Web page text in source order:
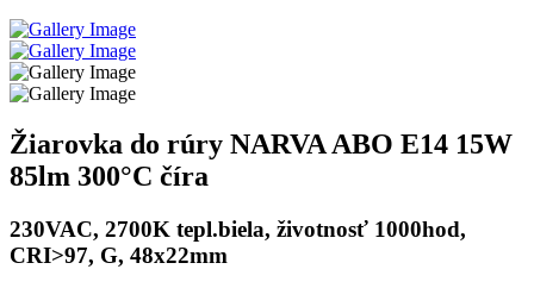
Žiarovka do rúry NARVA ABO E14 15W
85lm 300°C číra
230VAC, 2700K tepl.biela, životnosť 1000hod,
CRI>97, G, 48x22mm